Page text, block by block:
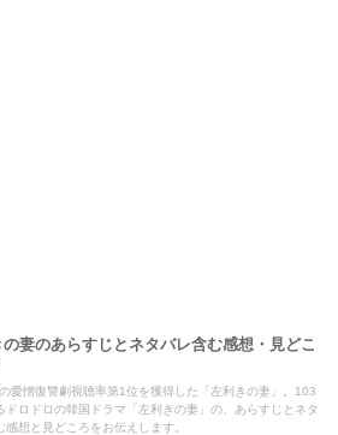
の妻のあらすじとネタバレ含む感想・見どこ
愛憎復讐劇視聴率第1位を獲得した「左利きの妻」。103
ドロドロの韓国ドラマ「左利きの妻」の、あらすじとネタ
感想と見どころをお伝えします。